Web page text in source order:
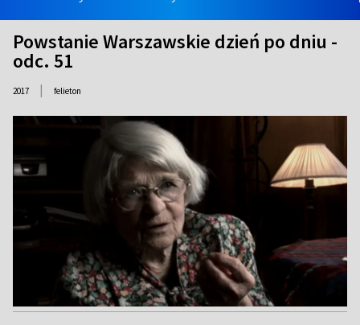
Powstanie Warszawskie dzień po dniu -
odc. 51
2017 | felieton